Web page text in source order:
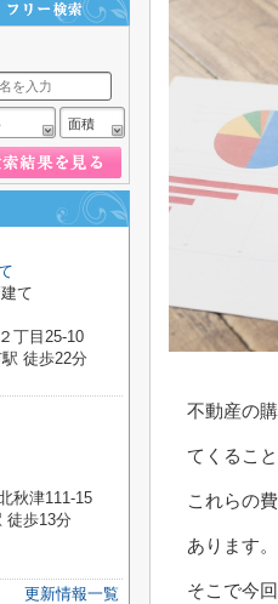
不動産の
てくるこ
これらの
あります。
そこで今
面積
丁目25-10
徒歩22分
秋津111-15
徒歩13分
更新情報一覧